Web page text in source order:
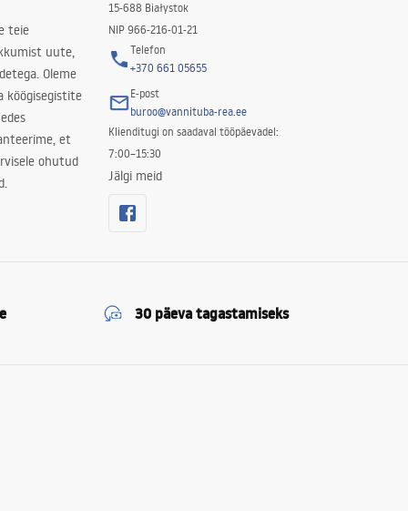
teie
uute,
Oleme
köögisegistite
et
ohutud
15-688 Białystok
NIP 966-216-01-21
Telefon
+370 661 05655
E-post
buroo@vannituba-rea.ee
Klienditugi on saadaval tööpäevadel:
7:00–15:30
Jälgi meid
30 päeva tagastamiseks